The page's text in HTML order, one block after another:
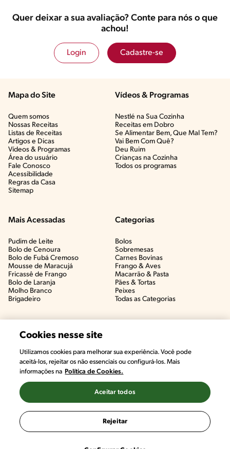
Quer deixar a sua avaliação? Conte para nós o que
achou!
Login Cadastre-se
#CHAMANUTRI
CONVERSE COM UMA NUTRICIONISTA E
TIRE AS SUAS DÚVIDAS
Mapa do Site
Quem somos
Nossas Receitas
Listas de Receitas​
Artigos e Dicas​
Vídeos & Programas​
Área do usuário
Fale Conosco
Acessibilidade
Regras da Casa
Sitemap
Vídeos & Programas​
Nestlé na Sua Cozinha
Receitas em Dobro
Se Alimentar Bem, Que Mal Tem?​
Vai Bem Com Quê?​
Deu Ruim​
Crianças na Cozinha​
Todos os programas
Mais Acessadas
Pudim de Leite
Bolo de Cenoura
Bolo de Fubá Cremoso
Mousse de Maracujá
Fricassê de Frango
Bolo de Laranja
Molho Branco
Brigadeiro
Categorias
Bolos
Sobremesas
Carnes Bovinas​
Frango & Aves​
Macarrão & Pasta​
Pães & Tortas​
Peixes
Todas as Categorias
Cookies nesse site
Utilizamos cookies para melhorar sua experiência. Você pode
aceitá-los, rejeitar os não essenciais ou configurá-los. Mais
informações na Política de Cookies.
Rejeitar
Aceitar todos